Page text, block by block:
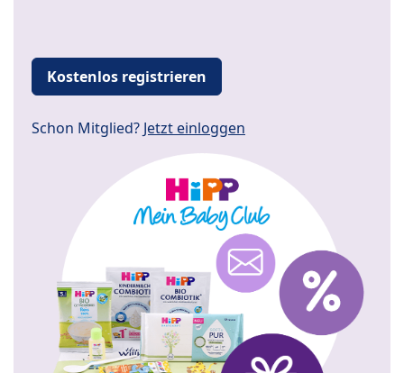
Kostenlos registrieren
Schon Mitglied? Jetzt einloggen